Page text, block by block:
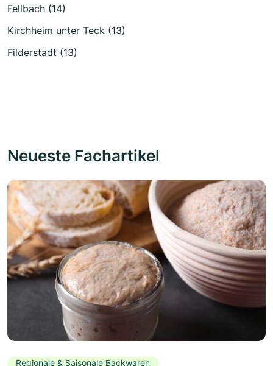
Fellbach (14)
Kirchheim unter Teck (13)
Filderstadt (13)
Neueste Fachartikel
Regionale & Saisonale Backwaren